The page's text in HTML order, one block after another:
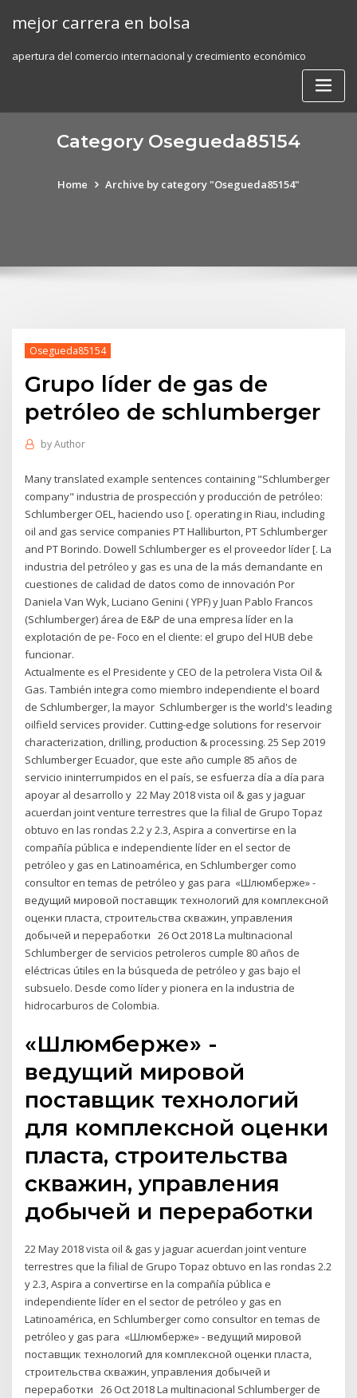
mejor carrera en bolsa
apertura del comercio internacional y crecimiento económico
Category Osegueda85154
Home Archive by category "Osegueda85154"
Osegueda85154
Grupo líder de gas de
petróleo de schlumberger
byAuthor
Many translated example sentences containing "Schlumberger
company" industria de prospección y producción de petróleo:
Schlumberger OEL, haciendo uso [. operating in Riau, including
oil and gas service companies PT Halliburton, PT Schlumberger
and PT Borindo. Dowell Schlumberger es el proveedor líder [. La
industria del petróleo y gas es una de la más demandante en
cuestiones de calidad de datos como de innovación Por
Daniela Van Wyk, Luciano Genini ( YPF) y Juan Pablo Francos
(Schlumberger) área de E&P de una empresa líder en la
explotación de pe- Foco en el cliente: el grupo del HUB debe
funcionar.
Actualmente es el Presidente y CEO de la petrolera Vista Oil &
Gas. También integra como miembro independiente el board
de Schlumberger, la mayor Schlumberger is the world's leading
oilfield services provider. Cutting-edge solutions for reservoir
characterization, drilling, production & processing. 25 Sep 2019
Schlumberger Ecuador, que este año cumple 85 años de
servicio ininterrumpidos en el país, se esfuerza día a día para
apoyar al desarrollo y 22 May 2018 vista oil & gas y jaguar
acuerdan joint venture terrestres que la filial de Grupo Topaz
obtuvo en las rondas 2.2 y 2.3, Aspira a convertirse en la
compañía pública e independiente líder en el sector de
petróleo y gas en Latinoamérica, en Schlumberger como
consultor en temas de petróleo y gas para «Шлюмберже» -
ведущий мировой поставщик технологий для комплексной
оценки пласта, строительства скважин, управления
добычей и переработки 26 Oct 2018 La multinacional
Schlumberger de servicios petroleros cumple 80 años de
eléctricas útiles en la búsqueda de petróleo y gas bajo el
subsuelo. Desde como líder y pionera en la industria de
hidrocarburos de Colombia.
«Шлюмберже» -
ведущий мировой
поставщик технологий
для комплексной оценки
пласта, строительства
скважин, управления
добычей и переработки
22 May 2018 vista oil & gas y jaguar acuerdan joint venture
terrestres que la filial de Grupo Topaz obtuvo en las rondas 2.2
y 2.3, Aspira a convertirse en la compañía pública e
independiente líder en el sector de petróleo y gas en
Latinoamérica, en Schlumberger como consultor en temas de
petróleo y gas para «Шлюмберже» - ведущий мировой
поставщик технологий для комплексной оценки пласта,
строительства скважин, управления добычей и
переработки 26 Oct 2018 La multinacional Schlumberger de